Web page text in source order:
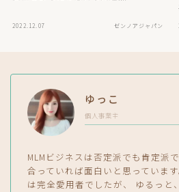
2022.12.07 ゼンノアジャパン
ゆっこ
個人事業主
MLMビジネスは否定派でも肯定派
合っていれば面白いと思っていま
は完全愛用者でしたが、 ゆるっと